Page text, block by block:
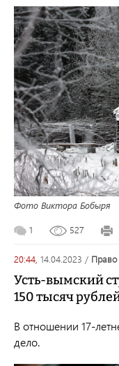
Фото Виктора Бобыря
1 527
20:44, 14.04.2023 / право
Усть-вымский
150 тысяч
В отношении 17-
дело.